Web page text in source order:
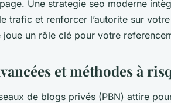
Une strategie seo moderne
trafic et renforcer l’autorite sur
joue un rôle clé pour votre
et méthodes à
de blogs privés (PBN) attire